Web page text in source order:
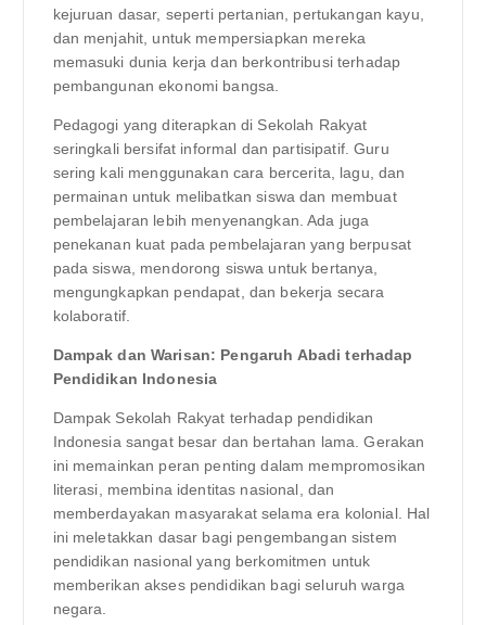
kejuruan dasar, seperti pertanian, pertukangan kayu,
dan menjahit, untuk mempersiapkan mereka
memasuki dunia kerja dan berkontribusi terhadap
pembangunan ekonomi bangsa.
Pedagogi yang diterapkan di Sekolah Rakyat
seringkali bersifat informal dan partisipatif. Guru
sering kali menggunakan cara bercerita, lagu, dan
permainan untuk melibatkan siswa dan membuat
pembelajaran lebih menyenangkan. Ada juga
penekanan kuat pada pembelajaran yang berpusat
pada siswa, mendorong siswa untuk bertanya,
mengungkapkan pendapat, dan bekerja secara
kolaboratif.
Dampak dan Warisan: Pengaruh Abadi terhadap
Pendidikan Indonesia
Dampak Sekolah Rakyat terhadap pendidikan
Indonesia sangat besar dan bertahan lama. Gerakan
ini memainkan peran penting dalam mempromosikan
literasi, membina identitas nasional, dan
memberdayakan masyarakat selama era kolonial. Hal
ini meletakkan dasar bagi pengembangan sistem
pendidikan nasional yang berkomitmen untuk
memberikan akses pendidikan bagi seluruh warga
negara.